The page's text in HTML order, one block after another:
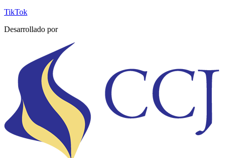
TikTok
Desarrollado por